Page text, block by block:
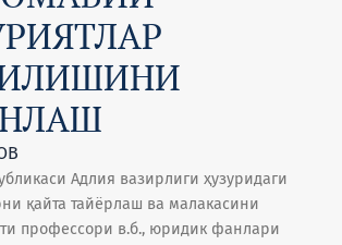
Адлия вазирлиги ҳузуридаги
қайта тайёрлаш ва малакасини
профессори в.б., юридик фанлари